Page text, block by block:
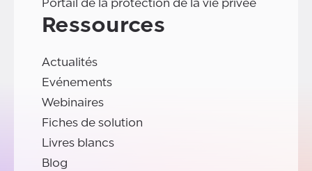
Portail de la protection de la vie privée
Ressources
Actualités
Evénements
Webinaires
Fiches de solution
Livres blancs
Blog